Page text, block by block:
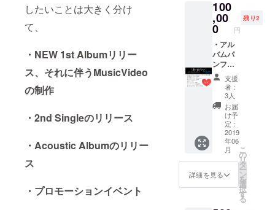
したいことは大きく分け
て、
・NEW 1st Albumリリー
ス、それに伴うMusicVideo
の制作
・2nd Singleのリリース
・Acoustic Albumのリリー
ス
・プロモーションイベント
ます。
尚、配
信方法
Instagr
amの鍵
付きア
カウン
トから
のライ
ブ配信
を予定
してい
ます。
配信で
すので
画質の
保証は
に反す
るお名
前は掲
載をお
断りす
る事が
御座い
ます、
ご注意
くださ
い。 ※
遠方の
方な
ど、当
日の先
行イベ
ントに
参加で
備考欄
にご希
望のお
名前を
ご記入
くださ
い。 記
入がな
い場合
CAMPF
IREにて
使用さ
れてい
るハン
ドル
ネーム
を使用
バムパ
ンフ
レット
・先行
リリー
スイベ
ントに
ご招待
・1st
Album
CD先行
プレゼ
ント ・
限定
フォト
ブック
プレゼ
ント ・
リリー
スイベ
100
,00
0 円
残り2
・アル
バムパ
ンフ
レット
にメッ
セージ
付きで
お名前
を記載
・久保
田れな
からお
礼の動
画 ・長
文手書
きメッ
支援
者：
3人
お届
け予
定：
2019
年06
月
詳細を見る
こ
の
リ
タ
ー
ン
を
選
択
す
る